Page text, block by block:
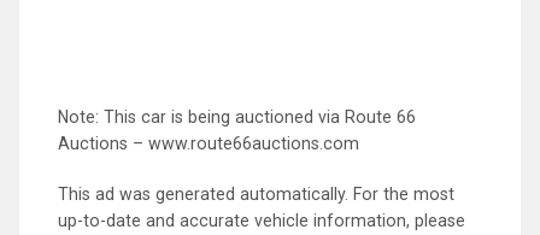
Note: This car is being auctioned via Route 66
Auctions – www.route66auctions.com
This ad was generated automatically. For the most
up-to-date and accurate vehicle information, please